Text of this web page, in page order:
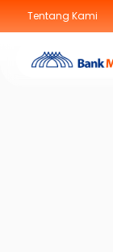
Tentang Kami